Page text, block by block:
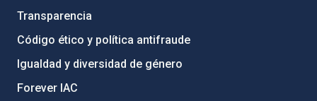
Transparencia
Código ético y política antifraude
Igualdad y diversidad de género
Forever IAC